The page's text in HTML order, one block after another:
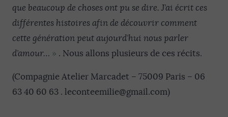
que beaucoup de choses ont pu se dire. J’ai écrit ces
différentes histoires afin de découvrir comment
cette génération peut aujourd’hui nous parler
d’amour… » . Nous allons plusieurs de ces récits.
(Compagnie Atelier Marcadet – 75009 Paris – 06
63 40 60 63 . leconteemilie@gmail.com)